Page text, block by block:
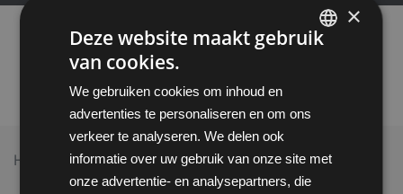
Home >All Products
Deb OxyBAC Extra FOAM Wash handreiniger - 1L
×
Deze website maakt gebruik
van cookies.
We gebruiken cookies om inhoud en
advertenties te personaliseren en om ons
verkeer te analyseren. We delen ook
informatie over uw gebruik van onze site met
onze advertentie- en analysepartners, die